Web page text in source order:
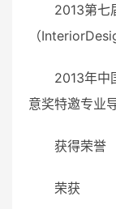
2013第七
（
2013年中
意奖特邀专业
获得荣誉
荣获